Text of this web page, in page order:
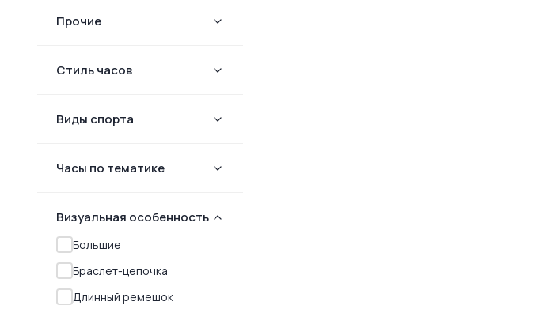
Прочие
Стиль часов
Виды спорта
Часы по тематике
Визуальная особенность
Большие
Браслет-цепочка
Длинный ремешок